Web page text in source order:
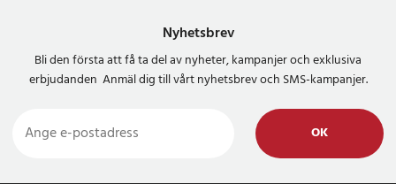
Nyhetsbrev
Bli den första att få ta del av nyheter, kampanjer och exklusiva
erbjudanden Anmäl dig till vårt nyhetsbrev och SMS-kampanjer.
OK